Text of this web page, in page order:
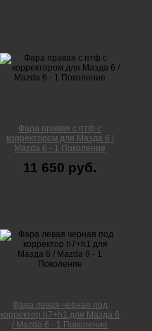
Фара правая с птф с
корректором для Мазда 6 /
Mazda 6 - 1 Поколение
11 650 руб.
Фара левая черная под
корректор h7+h1 для Мазда 6
/ Mazda 6 - 1 Поколение